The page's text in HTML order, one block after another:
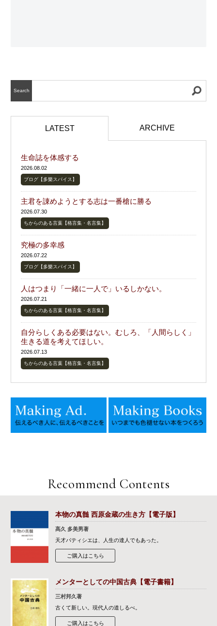
Search
LATEST ARCHIVE
生命誌を体感する
2026.08.02
ブログ【多樂スパイス】
主君を諌めようとする志は一番槍に勝る
2026.07.30
ちからのある言葉【格言集・名言集】
究極の多幸感
2026.07.22
ブログ【多樂スパイス】
人はつまり「一緒に一人で」いるしかない。
2026.07.21
ちからのある言葉【格言集・名言集】
自分らしくある必要はない。むしろ、「人間らしく」
生きる道を考えてほしい。
2026.07.13
ちからのある言葉【格言集・名言集】
Recommend Contents
本物の真髄 西原金蔵の生き方【電子版】
髙久 多美男著
天才パティシエは、人生の達人でもあった。
ご購入はこちら
メンターとしての中国古典【電子書籍】
三村邦久著
古くて新しい。現代人の道しるべ。
ご購入はこちら